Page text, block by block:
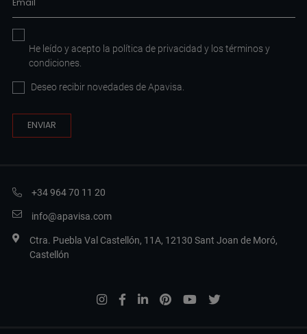
He leído y acepto la política de privacidad y lostérminos y
condiciones
Deseo recibir novedades de Apavisa.
+34 964 70 11 20
info@apavisa.com
Ctra. Puebla Val Castellón, 11A, 12130 Sant Joan de Moró,
Castellón